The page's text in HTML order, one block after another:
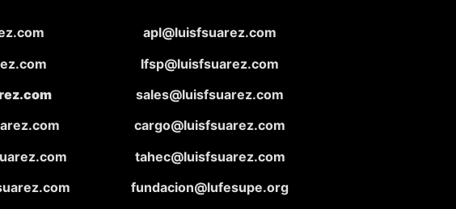
apl@luisfsuarez.com
lfsp@luisfsuarez.com
sales@luisfsuarez.com
cargo@luisfsuarez.com
tahec@luisfsuarez.com
fundacion@lufesupe.org